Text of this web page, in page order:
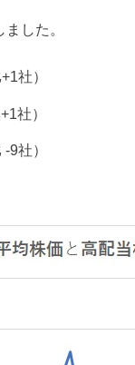
ました。
社）
社）
-9社）